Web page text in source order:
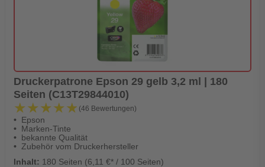
Druckerpatrone Epson 29 gelb 3,2 ml | 180
Seiten (C13T29844010)
★★★★★
★★★★★ (46 Bewertungen)
Epson
Marken-Tinte
bekannte Qualität
Zubehör vom Druckerhersteller
Inhalt: 180 Seiten (6,11 €* / 100 Seiten)